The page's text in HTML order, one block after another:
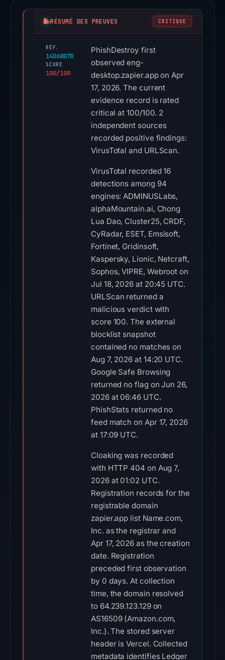
RÉSUMÉ DES PREUVES CRITIQUE
RÉF.
14D68D70
SCORE
100/100
PhishDestroy first
observed eng-
desktop.zapier.app on Apr
17, 2026. The current
evidence record is rated
critical at 100/100. 2
independent sources
recorded positive findings:
VirusTotal and URLScan.
VirusTotal recorded 16
detections among 94
engines: ADMINUSLabs,
alphaMountain.ai, Chong
Lua Dao, Cluster25, CRDF,
CyRadar, ESET, Emsisoft,
Fortinet, Gridinsoft,
Kaspersky, Lionic, Netcraft,
Sophos, VIPRE, Webroot on
Jul 18, 2026 at 20:45 UTC.
URLScan returned a
malicious verdict with
score 100. The external
blocklist snapshot
contained no matches on
Aug 7, 2026 at 14:20 UTC.
Google Safe Browsing
returned no flag on Jun 26,
2026 at 06:46 UTC.
PhishStats returned no
feed match on Apr 17, 2026
at 17:09 UTC.
Cloaking was recorded
with HTTP 404 on Aug 7,
2026 at 01:02 UTC.
Registration records for the
registrable domain
zapier.app list Name.com,
Inc. as the registrar and
Apr 17, 2026 as the creation
date. Registration
preceded first observation
by 0 days. At collection
time, the domain resolved
to 64.239.123.129 on
AS16509 (Amazon.com,
Inc.). The stored server
header is Vercel. Collected
metadata identifies Ledger